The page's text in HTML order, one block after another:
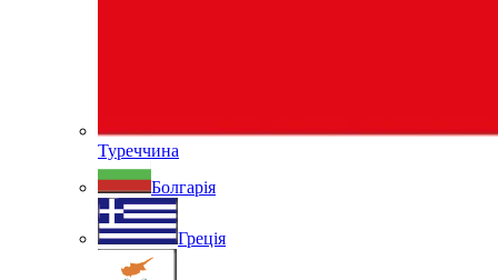
Туреччина
Болгарія
Греція